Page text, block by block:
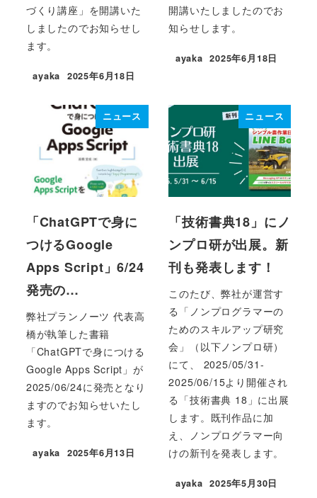
づくり講座」を開講いた
しましたのでお知らせし
ます。
ayaka
投稿日
2025年6月18日
開講いたしましたのでお
知らせします。
ayaka
投稿日
2025年6月18日
ニュース
「ChatGPTで身に
つけるGoogle
Apps Script」6/24
発売の…
弊社プランノーツ 代表高
橋が執筆した書籍
「ChatGPTで身につける
Google Apps Script」が
2025/06/24に発売となり
ますのでお知らせいたし
ます。
ayaka
投稿日
2025年6月13日
ニュース
「技術書典18」にノ
ンプロ研が出展。新
刊も発表します！
このたび、弊社が運営す
る「ノンプログラマーの
ためのスキルアップ研究
会」（以下ノンプロ研）
にて、 2025/05/31-
2025/06/15より開催され
る「技術書典 18」に出展
します。既刊作品に加
え、ノンプログラマー向
けの新刊を発表します。
ayaka
投稿日
2025年5月30日